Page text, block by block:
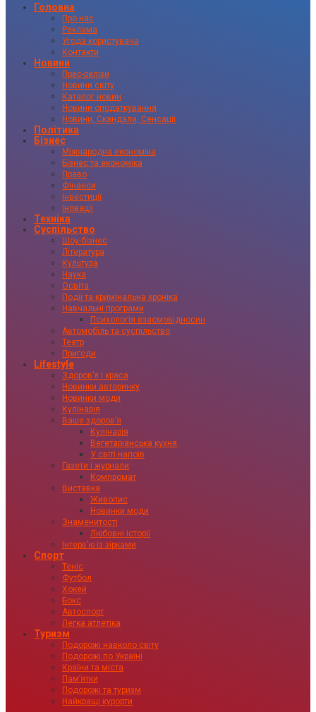
Головна
Про нас
Реклама
Угода користувача
Контакти
Новини
Прес-релізи
Новини світу
Каталог новин
Новини оподаткування
Новини, Скандали, Сенсації
Політика
Бізнес
Міжнародна економіка
Бізнес та економіка
Право
Фінанси
Інвестиції
Іновації
Техніка
Суспільство
Шоу-бізнес
Література
Культура
Наука
Освіта
Події та кримінальна хроніка
Навчальні програми
Психологія взаємовідносин
Автомобіль та суспільство
Театр
Пригоди
Lifestyle
Здоровʼя і краса
Новинки авторинку
Новинки моди
Кулінарія
Ваше здоровʼя
Кулінарія
Вегетаріанська кухня
У світі напоїв
Газети і журнали
Компромат
Виставка
Живопис
Новинки моди
Знаменитості
Любовні історії
Інтервʼю із зірками
Спорт
Теніс
Футбол
Хокей
Бокс
Автоспорт
Легка атлетіка
Туризм
Подорожі навколо світу
Подорожі по Україні
Країни та міста
Пам’ятки
Подорожі та туризм
Найкращі курорти